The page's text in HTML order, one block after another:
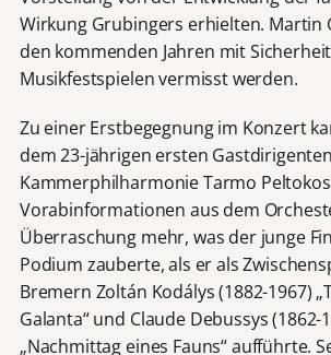
Wirkung Grubingers erhielten. Martin
den kommenden Jahren mit
Musikfestspielen vermisst werden.
Zu einer Erstbegegnung im Konzert
dem 23-jährigen ersten
Kammerphilharmonie Tarmo
Vorabinformationen aus dem
Überraschung mehr, was der junge
Podium zauberte, als er als
Bremern Zoltán Kodálys (1882-1967)
Galanta“ und Claude Debussys (1862-
„Nachmittag eines Fauns“ aufführte.